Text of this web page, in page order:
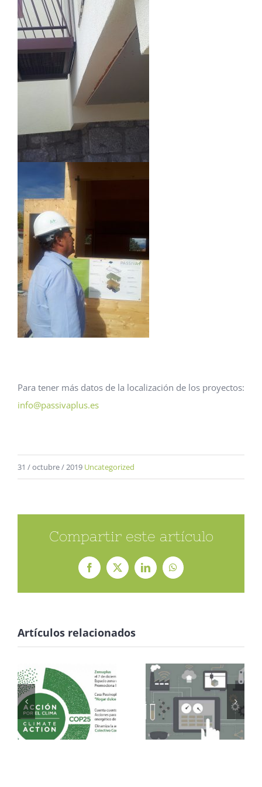
Para tener más datos de la localización de los proyectos:
info@passivaplus.es
31 / octubre / 2019 Uncategorized
Compartir este artículo
Facebook
X LinkedInWhatsApp
Artículos relacionados
A LA COP
25 CON
GRUPO
DINAMIZADOR